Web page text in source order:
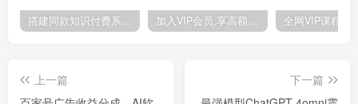
搭建同款知识付费系统网站，自己做站长挣钱，日入1000+很轻松 加入VIP会员,享高额的推广提成
上一篇
下一篇